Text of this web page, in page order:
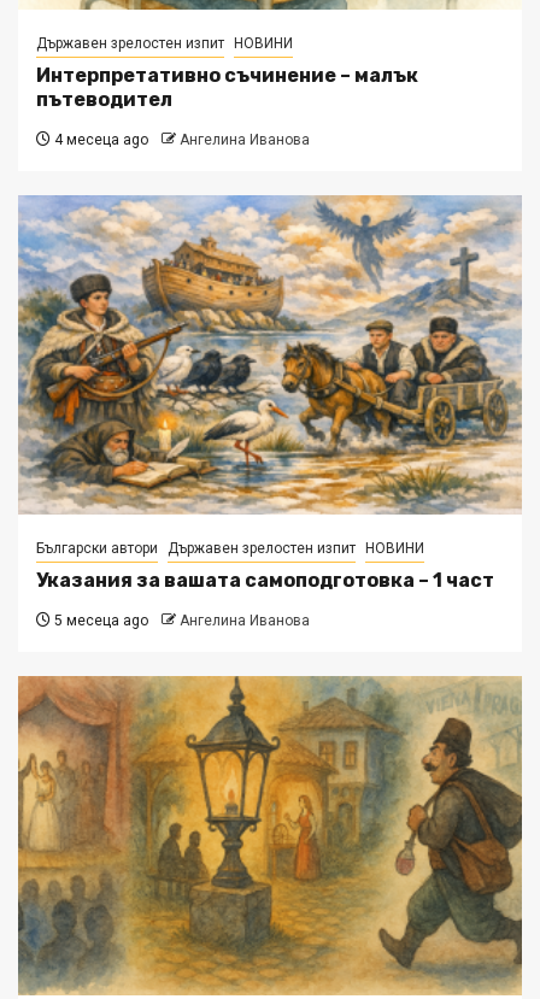
Държавен зрелостен изпит НОВИНИ
Интерпретативно съчинение – малък
пътеводител
4 месеца ago Ангелина Иванова
Български автори Държавен зрелостен изпит НОВИНИ
Указания за вашата самоподготовка – 1 част
5 месеца ago Ангелина Иванова